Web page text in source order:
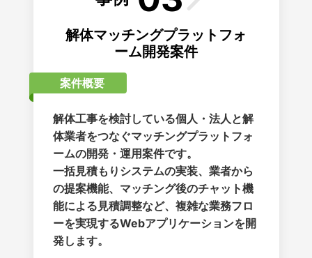
解体マッチングプラットフォ
ーム開発案件
案件概要
解体工事を検討している個人・法人と解
体業者をつなぐマッチングプラットフォ
ームの開発・運用案件です。
一括見積もりシステムの実装、業者から
の提案機能、マッチング後のチャット機
能による見積調整など、複雑な業務フロ
ーを実現するWebアプリケーションを開
発します。